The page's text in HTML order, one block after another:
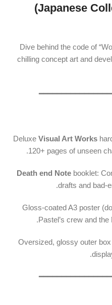
(Japanese
⚡️ Dive behind the code of
chilling concept art and
Deluxe Visual Art Works
120+ pages of unseen
Death end Notebooklet:
drafts and bad-
Gloss-coated A3 poster
Pastel’s crew and
Oversized, glossy outer